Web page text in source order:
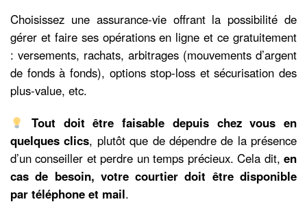
Choisissez une assurance-vie offrant la possibilité de
gérer et faire ses opérations en ligne et ce gratuitement
: versements, rachats, arbitrages (mouvements d’argent
de fonds à fonds), options stop-loss et sécurisation des
plus-value, etc.
Tout doit être faisable depuis chez vous en
quelques clics, plutôt que de dépendre de la présence
d’un conseiller et perdre un temps précieux. Cela dit, en
cas de besoin, votre courtier doit être disponible
par téléphone et mail.